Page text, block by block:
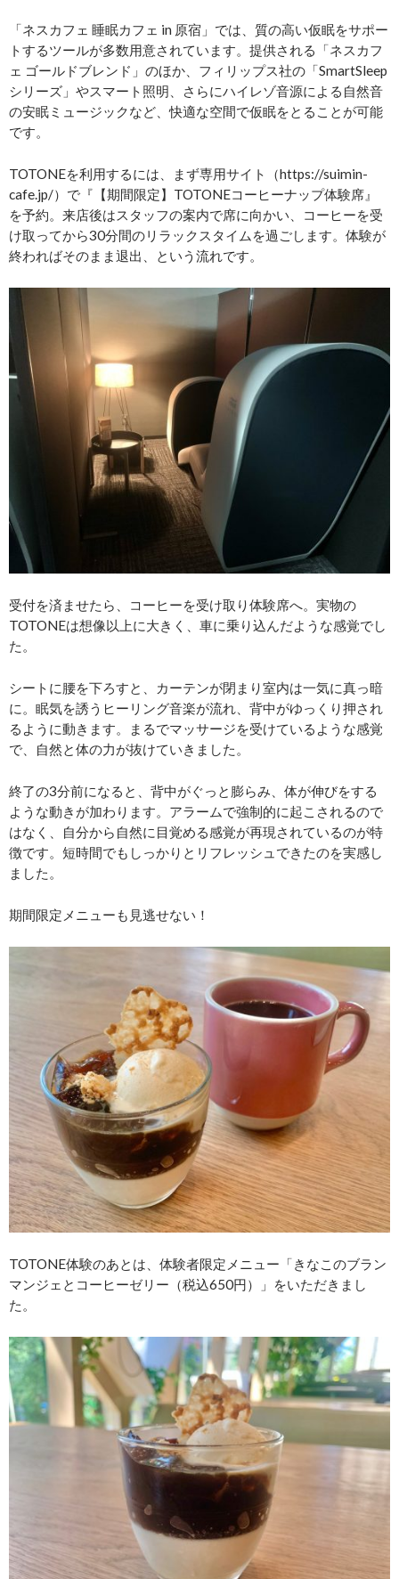
「ネスカフェ 睡眠カフェ in 原宿」では、質の高い仮眠をサポー
トするツールが多数用意されています。提供される「ネスカフ
ェ ゴールドブレンド」のほか、フィリップス社の「SmartSleep
シリーズ」やスマート照明、さらにハイレゾ音源による自然音
の安眠ミュージックなど、快適な空間で仮眠をとることが可能
です。
TOTONEを利用するには、まず専用サイト（https://suimin-
cafe.jp/）で『【期間限定】TOTONEコーヒーナップ体験席』
を予約。来店後はスタッフの案内で席に向かい、コーヒーを受
け取ってから30分間のリラックスタイムを過ごします。体験が
終わればそのまま退出、という流れです。
受付を済ませたら、コーヒーを受け取り体験席へ。実物の
TOTONEは想像以上に大きく、車に乗り込んだような感覚でし
た。
シートに腰を下ろすと、カーテンが閉まり室内は一気に真っ暗
に。眠気を誘うヒーリング音楽が流れ、背中がゆっくり押され
るように動きます。まるでマッサージを受けているような感覚
で、自然と体の力が抜けていきました。
終了の3分前になると、背中がぐっと膨らみ、体が伸びをする
ような動きが加わります。アラームで強制的に起こされるので
はなく、自分から自然に目覚める感覚が再現されているのが特
徴です。短時間でもしっかりとリフレッシュできたのを実感し
ました。
期間限定メニューも見逃せない！
TOTONE体験のあとは、体験者限定メニュー「きなこのブラン
マンジェとコーヒーゼリー（税込650円）」をいただきまし
た。